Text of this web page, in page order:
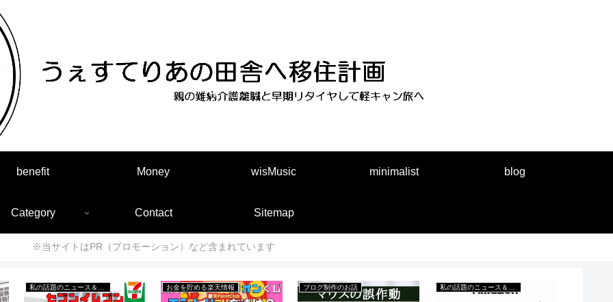
benefit Money wisMusic minimalist blog
Category Contact Sitemap
※当サイトはPR（プロモーション）など含まれています
お金を貯める楽天情報 ブログ制作のお話